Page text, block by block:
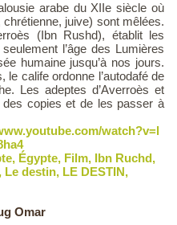
arabe du XIIe siècle où
juive) sont mêlées.
(Ibn Rushd), établit les
l’âge des Lumières
humaine jusqu’à nos jours.
le calife ordonne l’autodafé de
Les adeptes d’Averroès et
des copies et de les passer à
watch?v=l
, Égypte, Film, Ibn Ruchd,
, Le destin, LE DESTIN,
Omar